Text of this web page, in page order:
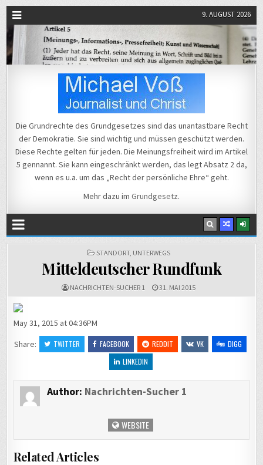
9. AUGUST 2026
Michael Voß
Die Grundrechte des Grundgesetzes sind das unantastbare Recht
der Demokratie. Sie sind wichtig und müssen geschützt werden.
Diese Rechte gelten für jeden. Die Meinungsfreiheit wird im Artikel
5 gennannt. Sie kann eingeschränkt werden, das legt Absatz 2 da,
wenn es u.a. um das „Recht der persönliche Ehre“ geht.
Mehr dazu im Grundgesetz.
POSTED
STANDORT, UNTERWEGS
Mitteldeutscher Rundfunk
NACHRICHTEN-SUCHER 1 31. MAI 2015
May 31, 2015 at 04:36PM
Share:
TWITTER FACEBOOK REDDIT VK
DIGG
LINKEDIN
Author: Nachrichten-Sucher 1
WEBSITE
Related Articles